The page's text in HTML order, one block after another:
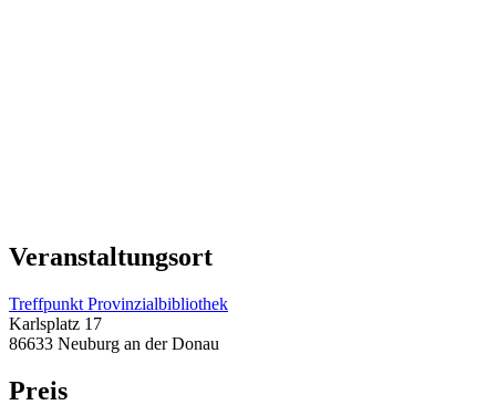
Veranstaltungsort
Treffpunkt Provinzialbibliothek
Karlsplatz 17
86633 Neuburg an der Donau
Preis